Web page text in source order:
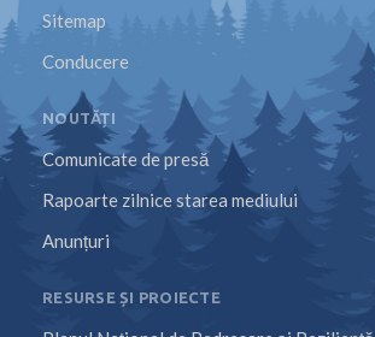
Sitemap
Conducere
NOUTĂȚI
Comunicate de presă
Rapoarte zilnice starea mediului
Anunțuri
RESURSE ȘI PROIECTE